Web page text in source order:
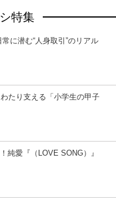
特集
に潜む“人身取引”のリアル
たり支える「小学生の甲子
純愛『（LOVE SONG）』